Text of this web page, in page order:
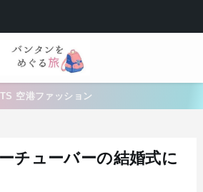
空港ファッション
チューバーの結婚式に